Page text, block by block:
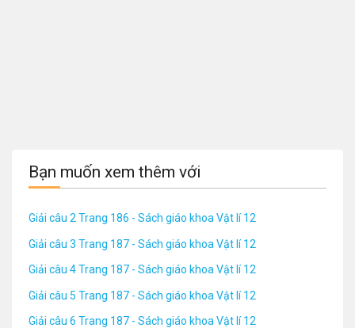
Bạn muốn xem thêm với
Giải câu 2 Trang 186 - Sách giáo khoa Vật lí 12
Giải câu 3 Trang 187 - Sách giáo khoa Vật lí 12
Giải câu 4 Trang 187 - Sách giáo khoa Vật lí 12
Giải câu 5 Trang 187 - Sách giáo khoa Vật lí 12
Giải câu 6 Trang 187 - Sách giáo khoa Vật lí 12